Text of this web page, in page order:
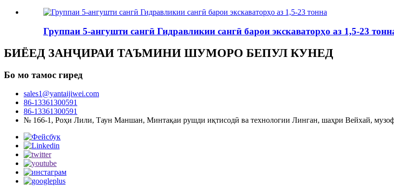
Группаи 5-ангушти сангӣ Гидравликии сангӣ барои экскаваторҳо аз 1,5-23
БИЁЕД ЗАНҶИРАИ ТАЪМИНИ ШУМОРО БЕПУЛ КУНЕД
Бо мо тамос гиред
sales1@yantaijiwei.com
86-13361300591
86-13361300591
№ 166-1, Роҳи Лили, Таун Маншан, Минтақаи рушди иқтисодӣ ва технологии Линган, шаҳри Вейхай,